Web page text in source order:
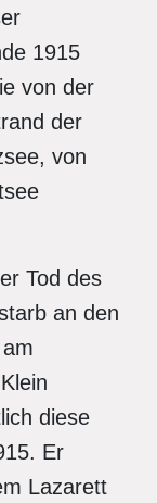
1915
von der
der
von
Tod des
an den
diese
Er
Lazarett